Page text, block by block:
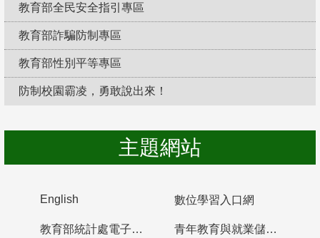
教育部全民安全指引專區
教育部詐騙防制專區
教育部性別平等專區
防制校園霸凌，勇敢說出來！
主題網站
English 數位學習入口網
教育部統計處電子書櫃 青年教育與就業儲蓄帳戶